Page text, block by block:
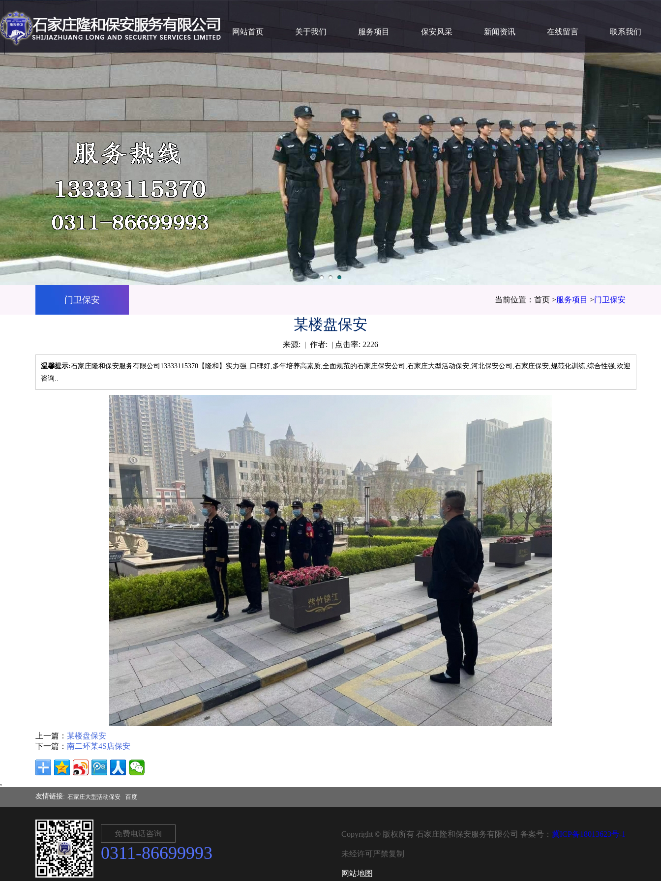
网站首页 关于我们 服务项目 保安风采 新闻资讯 在线留言 联系我们
门卫保安 当前位置：首页 >服务项目 >门卫保安
某楼盘保安
来源: | 作者: | 点击率: 2226
温馨提示:石家庄隆和保安服务有限公司13333115370【隆和】实力强_口碑好,多年培养高素质,全面规范的石家庄保安公司,石家庄大型活动保安,河北保安公司,石家庄保安,规范化训练,综合性强,欢迎
咨询..
上一篇： 某楼盘保安
下一篇： 南二环某4S店保安
,
友情链接: 石家庄大型活动保安 百度
免费电话咨询
0311-86699993
Copyright © 版权所有 石家庄隆和保安服务有限公司 备案号： 冀ICP备18013623号-1
未经许可严禁复制
网站地图